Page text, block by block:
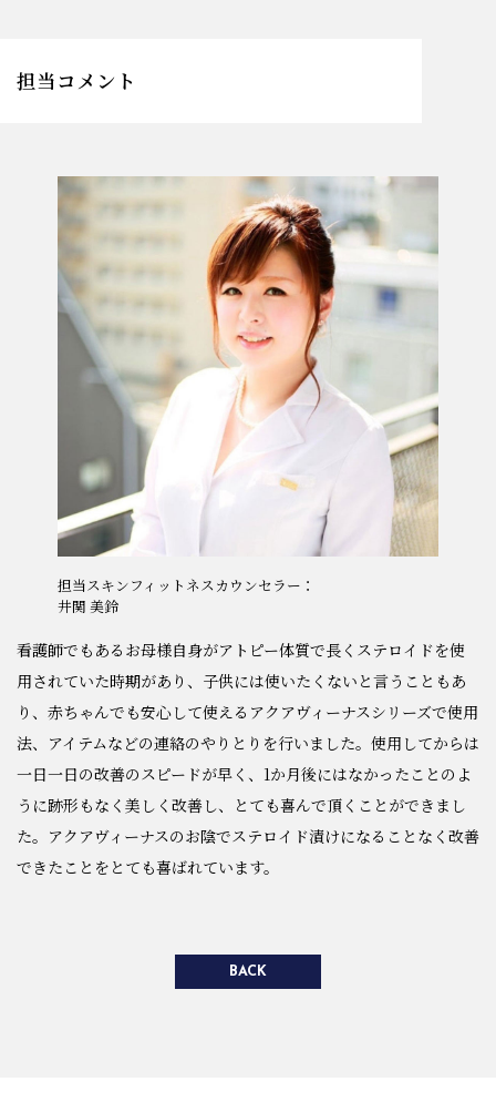
担当コメント
担当スキンフィットネスカウンセラー：
井関 美鈴
看護師でもあるお母様自身がアトピー体質で長くステロイドを使
用されていた時期があり、子供には使いたくないと言うこともあ
り、赤ちゃんでも安心して使えるアクアヴィーナスシリーズで使用
法、アイテムなどの連絡のやりとりを行いました。使用してからは
一日一日の改善のスピードが早く、1か月後にはなかったことのよ
うに跡形もなく美しく改善し、とても喜んで頂くことができまし
た。アクアヴィーナスのお陰でステロイド漬けになることなく改善
できたことをとても喜ばれています。
BACK